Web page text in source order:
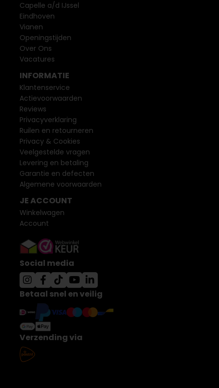
Capelle a/d IJssel
Eindhoven
Vianen
Openingstijden
Over Ons
Vacatures
INFORMATIE
Klantenservice
Actievoorwaarden
Reviews
Privacyverklaring
Ruilen en retourneren
Privacy & Cookies
Veelgestelde vragen
Levering en betaling
Garantie en defecten
Algemene voorwaarden
JE ACCOUNT
Winkelwagen
Account
Social media
Betaal snel en veilig
Verzending via